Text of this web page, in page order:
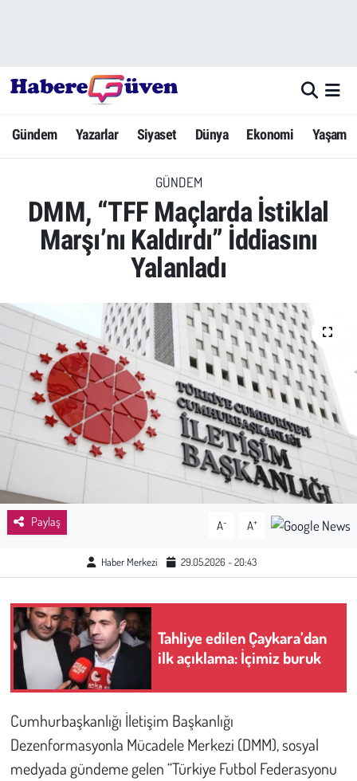
Gündem Yazarlar Siyaset Dünya Ekonomi Yaşam
GÜNDEM
DMM, “TFF Maçlarda İstiklal
Marşı’nı Kaldırdı” İddiasını
Yalanladı
Paylaş A- A+
Haber Merkezi 29.05.2026 - 20:43
Tahliye edilen Çaykara’dan
ilk açıklama: İçimiz buruk
Cumhurbaşkanlığı İletişim Başkanlığı
Dezenformasyonla Mücadele Merkezi (DMM), sosyal
medyada gündeme gelen “Türkiye Futbol Federasyonu
Yazarlar
Dünya
Ekonomi
Yerel Haberler
Eğitim
Sağlık
Kadın
Spor
Bilim - Teknoloji
İnsan Hakları
Hayvan Hakları
Çevre
Hava Durumu
Trafik Durumu
Süper Lig Puan Durumu ve Fikstür
Tüm Manşetler
Son Dakika Haberleri
Haber Arşivi